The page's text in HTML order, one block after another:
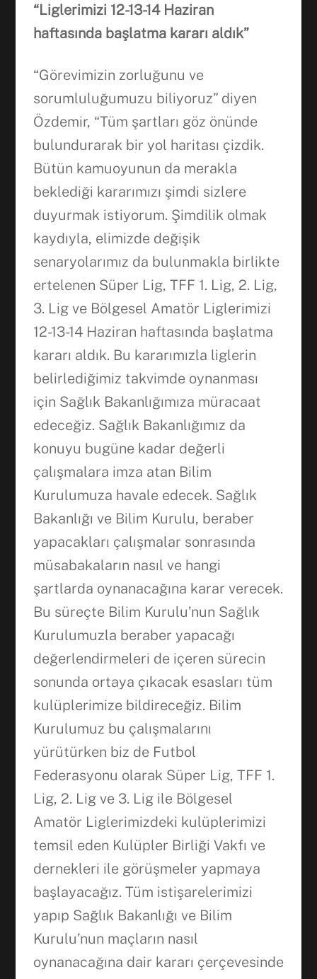
“Liglerimizi 12-13-14 Haziran
haftasında başlatma kararı aldık”
“Görevimizin zorluğunu ve
sorumluluğumuzu biliyoruz” diyen
Özdemir, “Tüm şartları göz önünde
bulundurarak bir yol haritası çizdik.
Bütün kamuoyunun da merakla
beklediği kararımızı şimdi sizlere
duyurmak istiyorum. Şimdilik olmak
kaydıyla, elimizde değişik
senaryolarımız da bulunmakla birlikte
ertelenen Süper Lig, TFF 1. Lig, 2. Lig,
3. Lig ve Bölgesel Amatör Liglerimizi
12-13-14 Haziran haftasında başlatma
kararı aldık. Bu kararımızla liglerin
belirlediğimiz takvimde oynanması
için Sağlık Bakanlığımıza müracaat
edeceğiz. Sağlık Bakanlığımız da
konuyu bugüne kadar değerli
çalışmalara imza atan Bilim
Kurulumuza havale edecek. Sağlık
Bakanlığı ve Bilim Kurulu, beraber
yapacakları çalışmalar sonrasında
müsabakaların nasıl ve hangi
şartlarda oynanacağına karar verecek.
Bu süreçte Bilim Kurulu’nun Sağlık
Kurulumuzla beraber yapacağı
değerlendirmeleri de içeren sürecin
sonunda ortaya çıkacak esasları tüm
kulüplerimize bildireceğiz. Bilim
Kurulumuz bu çalışmalarını
yürütürken biz de Futbol
Federasyonu olarak Süper Lig, TFF 1.
Lig, 2. Lig ve 3. Lig ile Bölgesel
Amatör Liglerimizdeki kulüplerimizi
temsil eden Kulüpler Birliği Vakfı ve
dernekleri ile görüşmeler yapmaya
başlayacağız. Tüm istişarelerimizi
yapıp Sağlık Bakanlığı ve Bilim
Kurulu’nun maçların nasıl
oynanacağına dair kararı çerçevesinde